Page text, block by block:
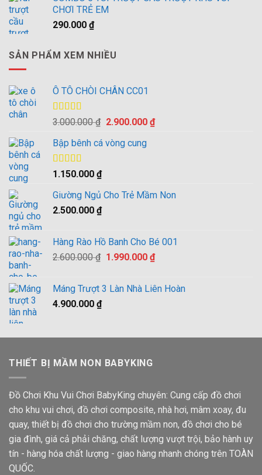
CHƠI TRẺ EM
290.000 ₫
SẢN PHẨM XEM NHIỀU
Ô TÔ CHÒI CHÂN CC01
Được xếp
5 sao
3.000.000₫ Giá
là:
2.900.000 ₫Giá
Bập bênh cá vòng cung
Được xếp
5 sao
1.150.000 ₫
Giường Ngủ Cho Trẻ Mầm Non
2.500.000 ₫
Hàng Rào Hồ Banh Cho Bé 001
2.600.000₫ Giá
2.600.000 ₫.
1.990.000 ₫Giá
là:
Máng Trượt 3 Làn Nhà Liên Hoàn
4.900.000 ₫
THIẾT BỊ MẦM NON BABYKING
Đồ Chơi Khu Vui Chơi BabyKing chuyên: Cung cấp đồ chơi
cho khu vui chơi, đồ chơi composite, nhà hơi, mâm xoay, đu
quay, thiết bị đồ chơi cho trường mầm non, đồ chơi cho bé
gia đình, giá cả phải chăng, chất lượng vượt trội, bảo hành uy
tín - hàng hóa chất lượng - giao hàng nhanh chóng trên TOÀN
QUỐC.